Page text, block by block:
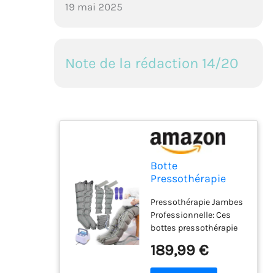
19 mai 2025
Note de la rédaction 14/20
Botte
Pressothérapie
Pressotherapie
Jambes et Ventre
et Bras 6
Chambres
Machine de
Massage Jambe
Pressothérapie Jambes
Professionnelle: Ces
bottes pressothérapie
efficace contre les
douleurs abdominales
189,99 €